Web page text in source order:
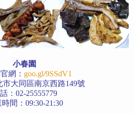
小春園
網： goo.gl/9SSdV1
市大同區南京西路149號
：02-25555779
間：09:30-21:30